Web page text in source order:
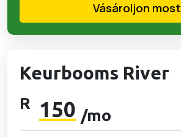
Vásároljon most
Keurbooms River
R 150 /mo